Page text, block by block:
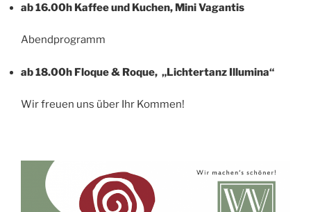
ab 16.00h Kaffee und Kuchen, Mini Vagantis
Abendprogramm
ab 18.00h Floque & Roque, „Lichtertanz Illumina“
Wir freuen uns über Ihr Kommen!